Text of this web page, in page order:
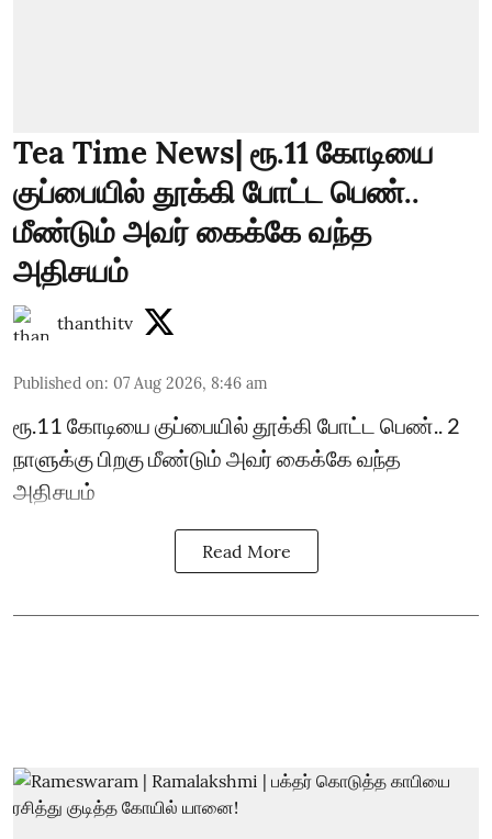
Tea Time News| ரூ.11 கோடியை
குப்பையில் தூக்கி போட்ட பெண்..
மீண்டும் அவர் கைக்கே வந்த
அதிசயம்
thanthitv
Published on: 07 Aug 2026, 8:46 am
ரூ.11 கோடியை குப்பையில் தூக்கி போட்ட பெண்.. 2
நாளுக்கு பிறகு மீண்டும் அவர் கைக்கே வந்த
அதிசயம்
Read More